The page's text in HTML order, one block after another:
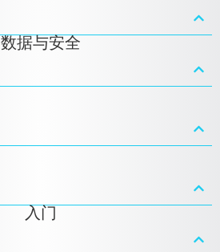
数据与安全
入门